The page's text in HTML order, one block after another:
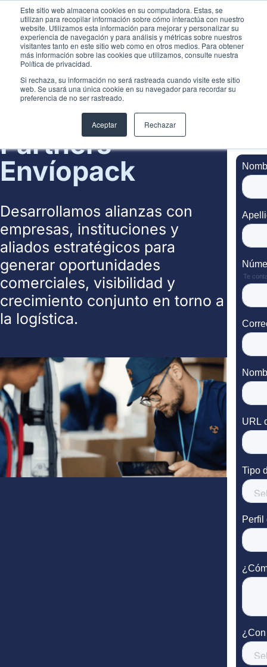
Este sitio web almacena cookies en su computadora. Estas, se
utilizan para recopilar información sobre cómo interactúa con nuestro
website. Utilizamos esta información para mejorar y personalizar su
experiencia de navegación y para análisis y métricas sobre nuestros
visitantes tanto en este sitio web como en otros medios. Para obtener
más información sobre las cookies que utilizamos, consulte nuestra
Política de privacidad.
Si rechaza, su información no será rastreada cuando visite este sitio
web. Se usará una única cookie en su navegador para recordar su
preferencia de no ser rastreado.
Aceptar Rechazar
INICIA SESIÓN
Programa de
Partners
Envíopack
Desarrollamos alianzas con
empresas, instituciones y
aliados estratégicos para
generar oportunidades
comerciales, visibilidad y
crecimiento conjunto en torno a
la logística.